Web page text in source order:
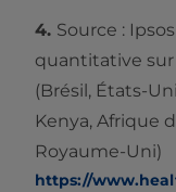
4. Source :
quantitative
(Brésil, États-
Kenya, Afrique
Royaume-Uni)
https://